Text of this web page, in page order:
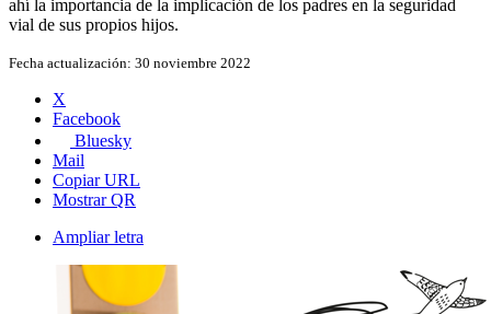
ahí la importancia de la implicación de los padres en la seguridad
vial de sus propios hijos.
Fecha actualización: 30 noviembre 2022
X
Facebook
Bluesky
Mail
Copiar URL
Mostrar QR
Ampliar letra